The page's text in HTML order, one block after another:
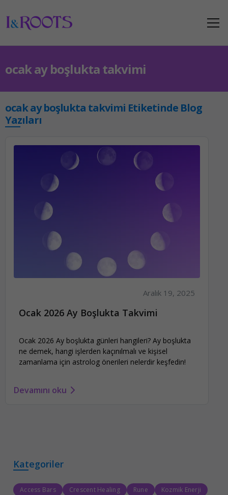
ocak ay boşlukta takvimi
ocak ay boşlukta takvimi Etiketinde Blog
Yazıları
Aralık 19, 2025
Ocak 2026 Ay Boşlukta Takvimi
Ocak 2026 Ay boşlukta günleri hangileri? Ay boşlukta
ne demek, hangi işlerden kaçınılmalı ve kişisel
zamanlama için astrolog önerileri nelerdir keşfedin!
Devamını oku
Kategoriler
Access Bars Crescent Healing Rune
Kozmik Enerji